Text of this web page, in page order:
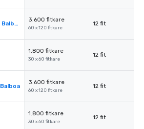
Alexandria & Balboa
3.600 fitkare
60 x 120 fitkare
12 fit
1.800 fitkare
30 x 60 fitkare
12 fit
3.600 fitkare
60 x 120 fitkare
12 fit
1.800 fitkare
30 x 60 fitkare
12 fit